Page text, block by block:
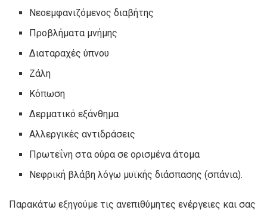
Νεοεμφανιζόμενος διαβήτης
Προβλήματα μνήμης
Διαταραχές ύπνου
Ζάλη
Κόπωση
Δερματικό εξάνθημα
Αλλεργικές αντιδράσεις
Πρωτεΐνη στα ούρα σε ορισμένα άτομα
Νεφρική βλάβη λόγω μυϊκής διάσπασης (σπάνια).
Παρακάτω εξηγούμε τις ανεπιθύμητες ενέργειες και σας